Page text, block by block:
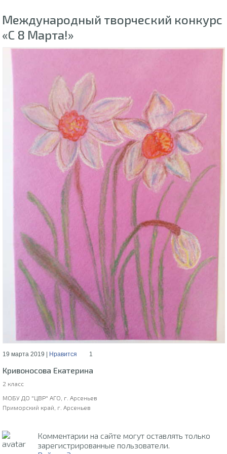
Международный творческий конкурс
«С 8 Марта!»
19 марта 2019 | Нравится 1
Кривоносова Екатерина
2 класс
МОБУ ДО "ЦВР" АГО, г. Арсеньев
Приморский край, г. Арсеньев
Комментарии на сайте могут оставлять только
зарегистрированные пользователи.